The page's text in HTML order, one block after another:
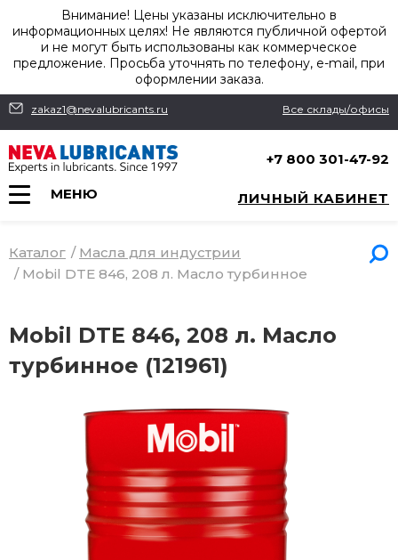
Внимание! Цены указаны исключительно в
информационных целях! Не являются публичной офертой
и не могут быть использованы как коммерческое
предложение. Просьба уточнять по телефону, e-mail, при
оформлении заказа.
zakaz1@nevalubricants.ru Все склады/офисы
+7 800 301-47-92
МЕНЮ ЛИЧНЫЙ КАБИНЕТ
Каталог / Масла для индустрии
/ Mobil DTE 846, 208 л. Масло турбинное
Mobil DTE 846, 208 л. Масло
турбинное (121961)